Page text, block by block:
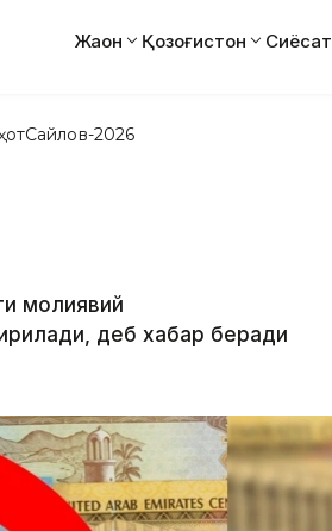
Жаҳон Қозоғистон Сиёсат
Сайлов-2026
молиявий
деб хабар беради